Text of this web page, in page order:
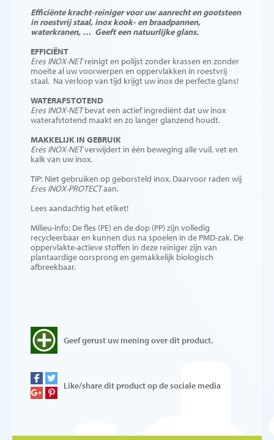
Efficiënte kracht-reiniger voor uw aanrecht en gootsteen
in roestvrij staal, inox kook- en braadpannen,
waterkranen, … Geeft een natuurlijke glans.
EFFICIËNT
Eres INOX-NETreinigt en polijst zonder krassen en zonder
moeite al uw voorwerpen en oppervlakken in roestvrij
staal. Na verloop van tijd krijgt uw inox de perfecte glans!
WATERAFSTOTEND
Eres INOX-NETbevat een actief ingrediënt dat uw inox
waterafstotend maakt en zo langer glanzend houdt.
MAKKELIJK IN GEBRUIK
Eres INOX-NETverwijdert in één beweging alle vuil, vet en
kalk van uw inox.
TIP: Niet gebruiken op geborsteld inox. Daarvoor raden wij
Eres INOX-PROTECTaan.
Lees aandachtig het etiket!
Milieu-info: De fles (PE) en de dop (PP) zijn volledig
recycleerbaar en kunnen dus na spoelen in de PMD-zak. De
oppervlakte-actieve stoffen in deze reiniger zijn van
plantaardige oorsprong en gemakkelijk biologisch
afbreekbaar.
Geef gerust uw mening over dit product.
Like/share dit product op de sociale media